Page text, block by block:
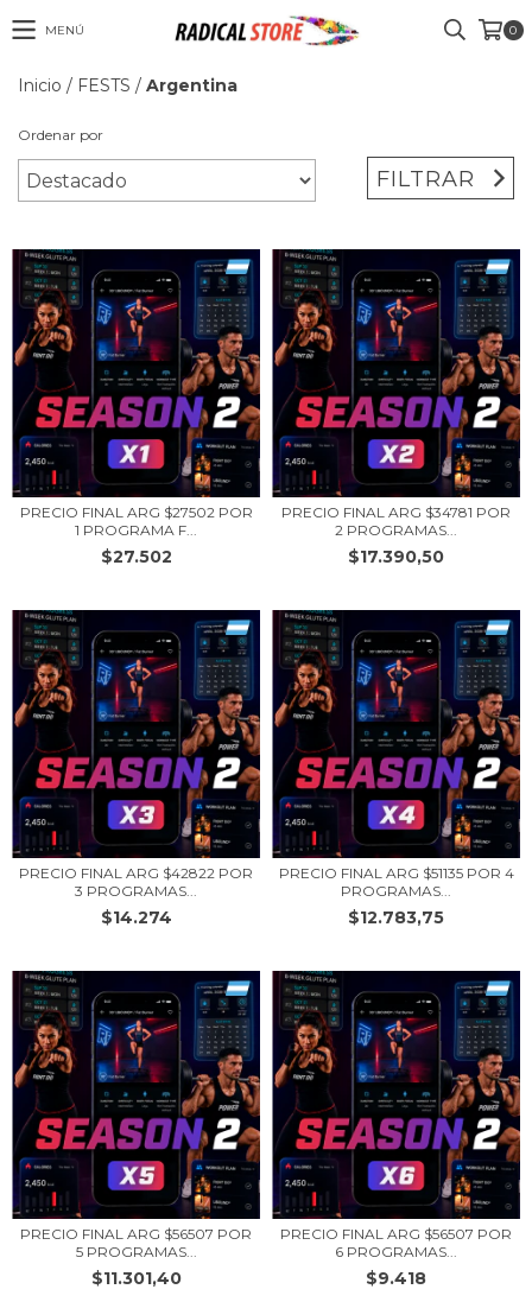
MENÚ 0
Inicio / FESTS / Argentina
Ordenar por
FILTRAR
PRECIO FINAL ARG $27502 POR
1 PROGRAMA F...
$27.502
PRECIO FINAL ARG $34781 POR
2 PROGRAMAS...
$17.390,50
PRECIO FINAL ARG $42822 POR
3 PROGRAMAS...
$14.274
PRECIO FINAL ARG $51135 POR 4
PROGRAMAS...
$12.783,75
PRECIO FINAL ARG $56507 POR
5 PROGRAMAS...
$11.301,40
PRECIO FINAL ARG $56507 POR
6 PROGRAMAS...
$9.418